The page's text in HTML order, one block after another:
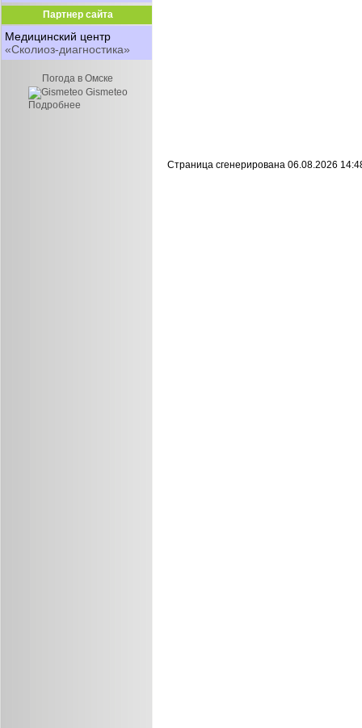
Партнер сайта
Медицинский центр
«Сколиоз-диагностика»
Погода в Омске
Gismeteo
Подробнее
Страница сгенерирована 06.08.2026